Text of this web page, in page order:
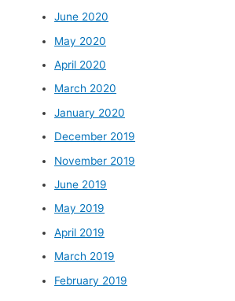
June 2020
May 2020
April 2020
March 2020
January 2020
December 2019
November 2019
June 2019
May 2019
April 2019
March 2019
February 2019